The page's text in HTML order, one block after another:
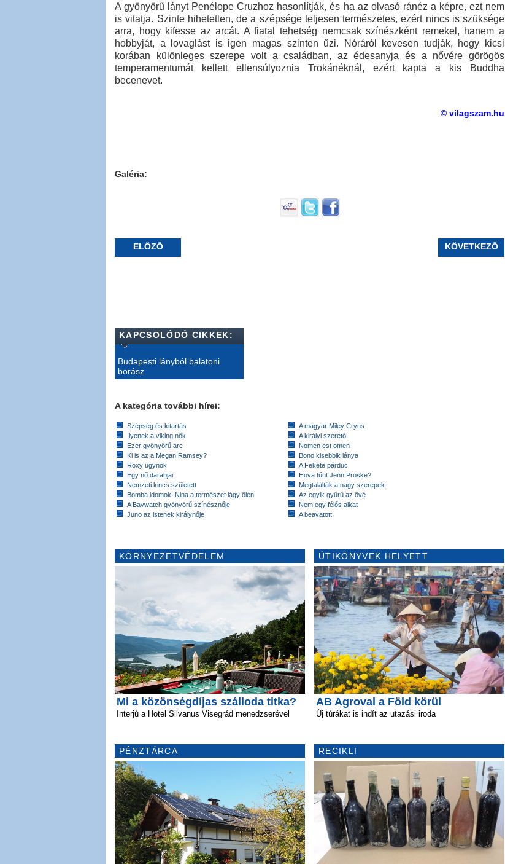
A gyönyörű lányt Penélope Cruzhoz hasonlítják, és ha az olvasó ránéz a képre, ezt nem
is vitatja. Szinte hihetetlen, de a szépsége teljesen természetes, ezért nincs is szüksége
arra, hogy kifesse az arcát. A fiatal tehetség nemcsak színészként remekel, hanem a
hobbyját, a lovaglást is igen magas szinten űzi. Nóráról kevesen tudják, hogy kicsi
korában különleges szerepe volt a családban, az édesanyja és a nővére görögös
temperamentumát kellett ellensúlyoznia Trokánéknál, ezért kapta a kis Buddha
becenevet.
© vilagszam.hu
Galéria:
ELŐZŐ KÖVETKEZŐ
KAPCSOLÓDÓ CIKKEK:
Budapesti lányból balatoni
borász
A kategória további hírei:
Szépség és kitartás
Ilyenek a viking nők
Ezer gyönyörű arc
Ki is az a Megan Ramsey?
Roxy ügynök
Egy nő darabjai
Nemzeti kincs született
Bomba idomok! Nina a természet lágy ölén
A Baywatch gyönyörű színésznője
Juno az istenek királynője
A magyar Miley Cryus
A királyi szerető
Nomen est omen
Bono kisebbik lánya
A Fekete párduc
Hova tűnt Jenn Proske?
Megtalálták a nagy szerepek
Az egyik gyűrű az övé
Nem egy félős alkat
A beavatott
KÖRNYEZETVÉDELEM
Mi a közönségdíjas szálloda titka?
Interjú a Hotel Silvanus Visegrád menedzserével
PÉNZTÁRCA
ÚTIKÖNYVEK HELYETT
AB Agroval a Föld körül
Új túrákat is indít az utazási iroda
RECIKLI